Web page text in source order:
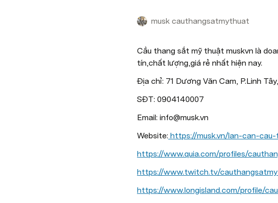
musk cauthangsatmythuat
Cầu thang sắt mỹ thuật muskvn là
tín,chất lượng,giá rẻ nhất hiện nay.
Địa chỉ: 71 Dương Văn Cam, P.Linh
SĐT: 0904140007
Email: info@musk.vn
Website: https://musk.vn/lan-can-
https://www.quia.com/profiles/
https://www.twitch.tv/
https://www.longisland.com/profile/